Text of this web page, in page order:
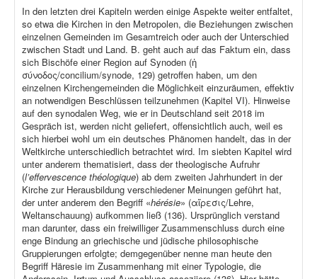
In den letzten drei Kapiteln werden einige Aspekte weiter entfaltet,
so etwa die Kirchen in den Metropolen, die Beziehungen zwischen
einzelnen Gemeinden im Gesamtreich oder auch der Unterschied
zwischen Stadt und Land. B. geht auch auf das Faktum ein, dass
sich Bischöfe einer Region auf Synoden (ἡ
σύνοδος/concilium/synode, 129) getroffen haben, um den
einzelnen Kirchengemeinden die Möglichkeit einzuräumen, effektiv
an notwendigen Beschlüssen teilzunehmen (Kapitel VI). Hinweise
auf den synodalen Weg, wie er in Deutschland seit 2018 im
Gespräch ist, werden nicht geliefert, offensichtlich auch, weil es
sich hierbei wohl um ein deutsches Phänomen handelt, das in der
Weltkirche unterschiedlich betrachtet wird. Im siebten Kapitel wird
unter anderem thematisiert, dass der theologische Aufruhr
(l’effervescence théologique) ab dem zweiten Jahrhundert in der
Kirche zur Herausbildung verschiedener Meinungen geführt hat,
der unter anderem den Begriff «hérésie» (αἵρεσις/Lehre,
Weltanschauung) aufkommen ließ (136). Ursprünglich verstand
man darunter, dass ein freiwilliger Zusammenschluss durch eine
enge Bindung an griechische und jüdische philosophische
Gruppierungen erfolgte; demgegenüber nenne man heute den
Begriff Häresie im Zusammenhang mit einer Typologie, die